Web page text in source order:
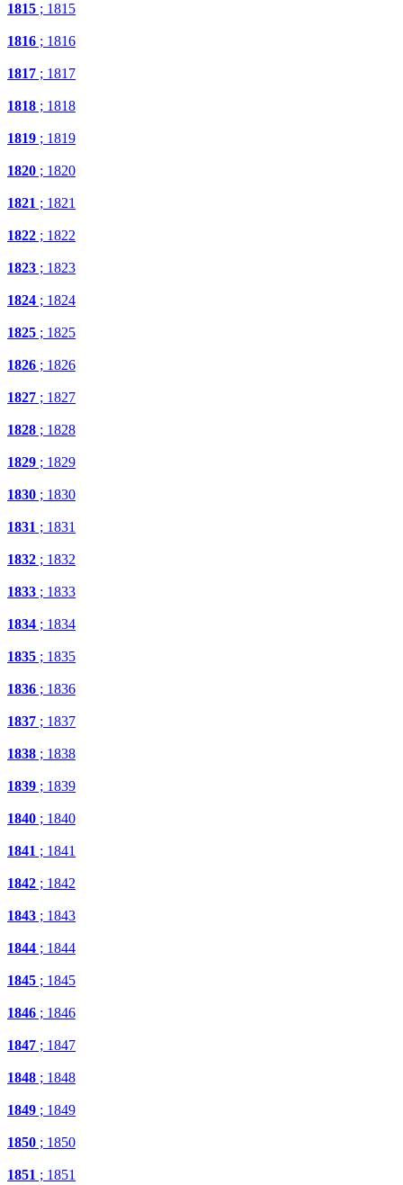
1815 ; 1815
1816 ; 1816
1817 ; 1817
1818 ; 1818
1819 ; 1819
1820 ; 1820
1821 ; 1821
1822 ; 1822
1823 ; 1823
1824 ; 1824
1825 ; 1825
1826 ; 1826
1827 ; 1827
1828 ; 1828
1829 ; 1829
1830 ; 1830
1831 ; 1831
1832 ; 1832
1833 ; 1833
1834 ; 1834
1835 ; 1835
1836 ; 1836
1837 ; 1837
1838 ; 1838
1839 ; 1839
1840 ; 1840
1841 ; 1841
1842 ; 1842
1843 ; 1843
1844 ; 1844
1845 ; 1845
1846 ; 1846
1847 ; 1847
1848 ; 1848
1849 ; 1849
1850 ; 1850
1851 ; 1851